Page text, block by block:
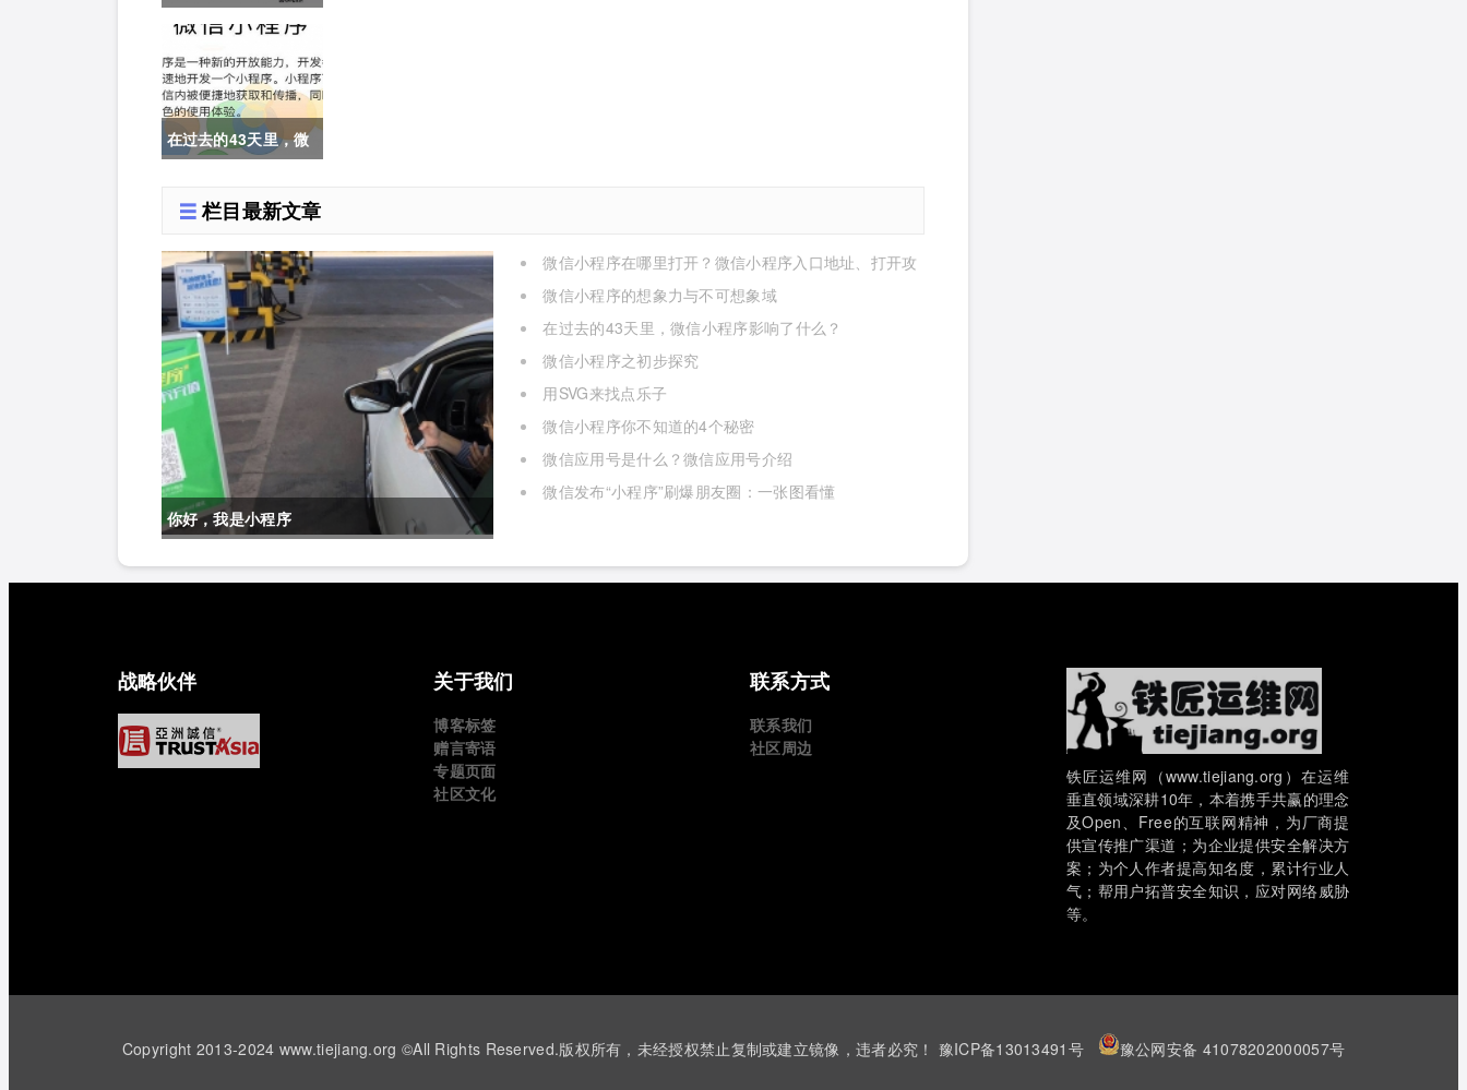
与不可想象域
在过去的43天里，微
么？ 栏目最新文章
你好，我是小程序
微信小程序在哪里打开？微信小程序入口地址、打开攻
微信小程序的想象力与不可想象域
在过去的43天里，微信小程序影响了什么？
微信小程序之初步探究
用SVG来找点乐子
微信小程序你不知道的4个秘密
微信应用号是什么？微信应用号介绍
微信发布“小程序”刷爆朋友圈：一张图看懂
战略伙伴 关于我们
博客标签
赠言寄语
专题页面
社区文化
联系方式
联系我们
社区周边
铁匠运维网（www.tiejiang.org）在运维
垂直领域深耕10年，本着携手共赢的理念
及Open、Free的互联网精神，为厂商提
供宣传推广渠道；为企业提供安全解决方
案；为个人作者提高知名度，累计行业人
气；帮用户拓普安全知识，应对网络威胁
等。
Copyright 2013-2024 www.tiejiang.org ©All Rights Reserved.版权所有，未经授权禁止复制或建立镜像，违者必究！ 豫ICP备13013491号 豫公网安备 41078202000057号